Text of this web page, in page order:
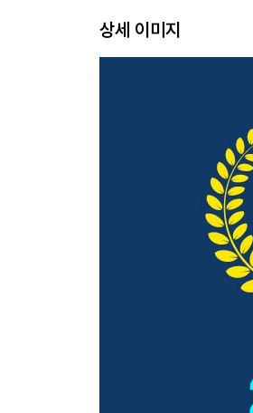
- Unit09 빨리 만나고 싶네
- Unit10 냄비에는 손대지
- Unit13 물 속에서 사용
- Unit14 때때로 만날 수
- Unit15 너무 쓸쓸할 것 같
- Unit16 졸업식에 와 주
- 정답 (확인해 볼까요?
- 착! 붙는 챌린지 북
상세 이미지